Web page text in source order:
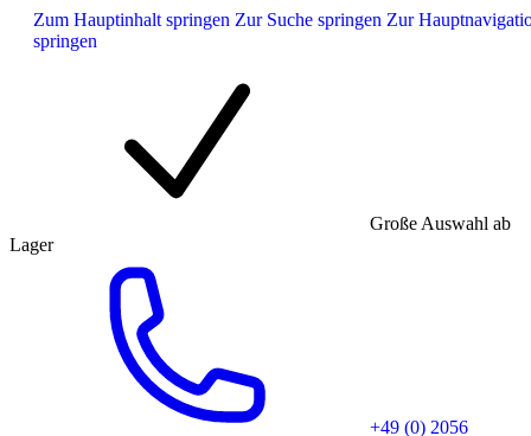
Zum Hauptinhalt springen Zur Suche springen Zur
springen
Große Auswahl ab
Lager
+49 (0) 2056